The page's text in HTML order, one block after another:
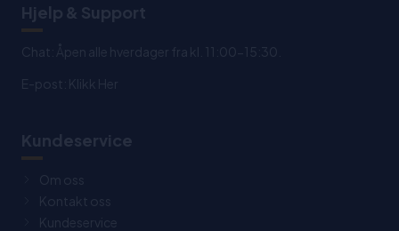
Hjelp & Support
Chat: Åpen alle hverdager fra kl. 11:00-15:30.
E-post: Klikk Her
Kundeservice
Om oss
Kontakt oss
Kundeservice